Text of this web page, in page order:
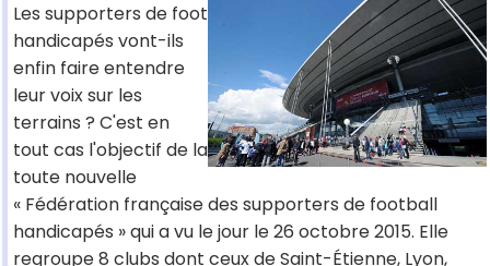
Les supporters de foot
handicapés vont-ils
enfin faire entendre
leur voix sur les
terrains ? C'est en
tout cas l'objectif de la
toute nouvelle
« Fédération française des supporters de football
handicapés » qui a vu le jour le 26 octobre 2015. Elle
regroupe 8 clubs dont ceux de Saint-Étienne, Lyon,